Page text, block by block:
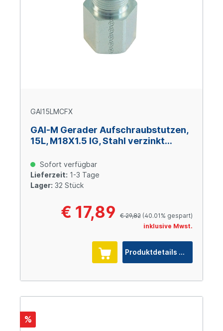
GAI15LMCFX
GAI-M Gerader Aufschraubstutzen,
15L, M18X1.5 IG, Stahl verzinkt
Sofort verfügbar
Lieferzeit: 1-3 Tage
Lager: 32 Stück
€ 17,89 € 29,82 (40.01% gespart)
inklusive Mwst.
Produktdetails
%